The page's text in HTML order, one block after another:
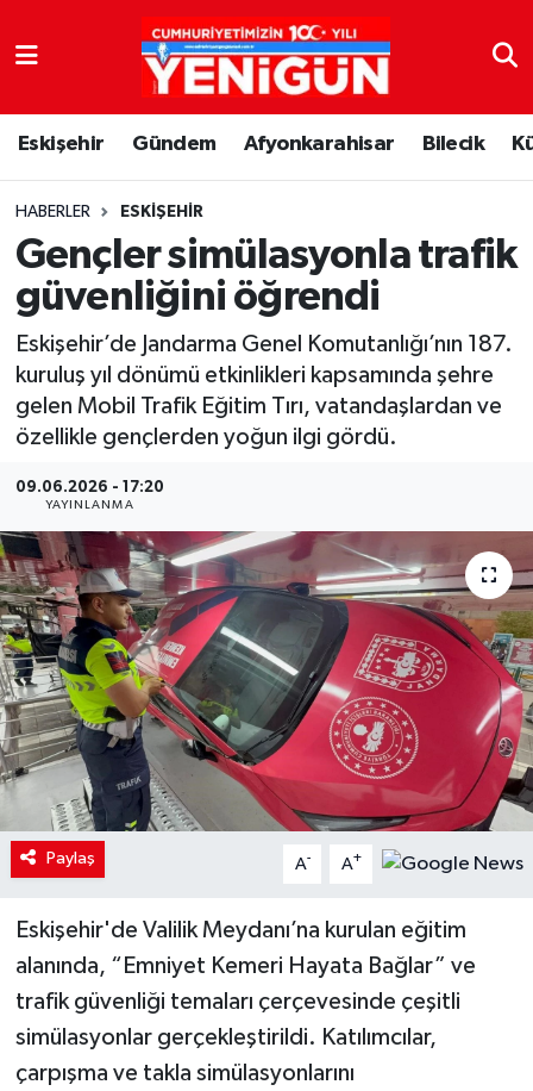
Eskişehir Gündem Afyonkarahisar Bilecik
HABERLER ESKIŞEHIR
Gençler simülasyonla trafik
güvenliğini öğrendi
Eskişehir’de Jandarma Genel Komutanlığı’nın 187.
kuruluş yıl dönümü etkinlikleri kapsamında şehre
gelen Mobil Trafik Eğitim Tırı, vatandaşlardan ve
özellikle gençlerden yoğun ilgi gördü.
09.06.2026 - 17:20
YAYINLANMA
Paylaş A- A+
Eskişehir'de Valilik Meydanı’na kurulan eğitim
alanında, “Emniyet Kemeri Hayata Bağlar” ve
trafik güvenliği temaları çerçevesinde çeşitli
simülasyonlar gerçekleştirildi. Katılımcılar,
çarpışma ve takla simülasyonlarını
Nöbetçi Eczaneler
Hava Durumu
Trafik Durumu
Süper Lig Puan Durumu ve Fikstür
Tüm Manşetler
Son Dakika Haberleri
Haber Arşivi